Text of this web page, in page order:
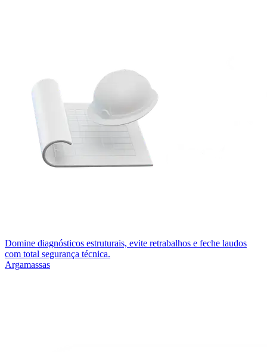
Domine diagnósticos estruturais, evite retrabalhos e feche laudos
com total segurança técnica.
Argamassas